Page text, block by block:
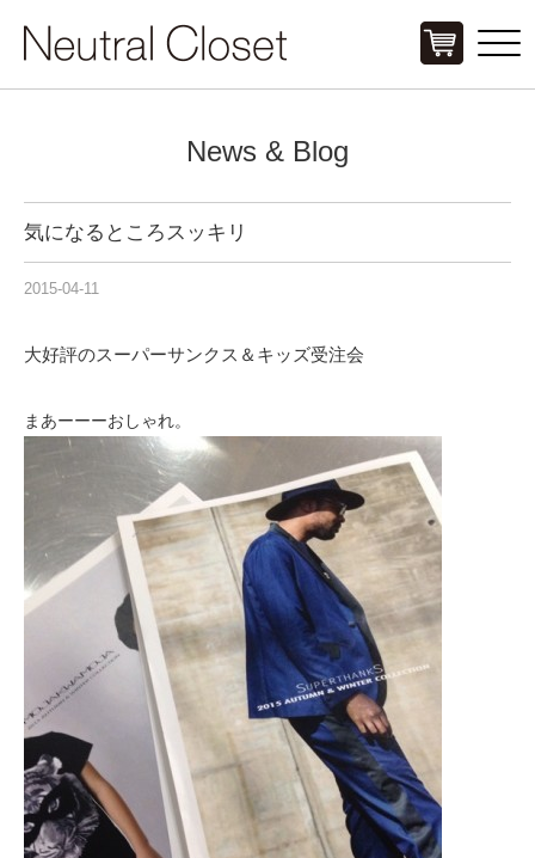
Click
News & Blog
気になるところスッキリ
2015-04-11
大好評のスーパーサンクス＆キッズ受注会
まあーーーおしゃれ。